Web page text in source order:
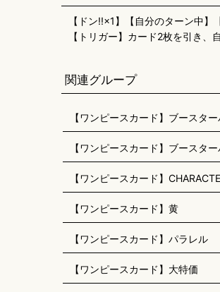
【ドン!!×1】【自分のターン中
【トリガー】カード2枚を引き、
関連グループ
【ワンピースカード】ブースタ
【ワンピースカード】ブースタ
【ワンピースカード】
【ワンピースカード】黄
【ワンピースカード】パラレル
【ワンピースカード】大特価